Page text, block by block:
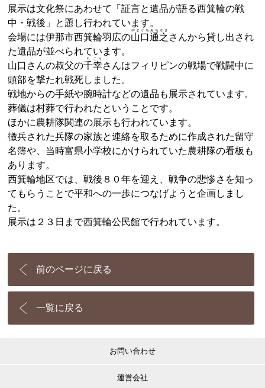
展示は文化祭にあわせて「証言と遺品が語る西箕輪の戦
中・戦後」と題し行われています。
会場には伊那市西箕輪羽広の山口通之
やまぐちみちゆき
さんから貸し出され
た遺品が並べられています。
山口さんの叔父の千
ち
幸
こう
さんはフィリピンの戦場で戦闘中に
頭部を撃たれ戦死しました。
戦地からの手紙や腕時計などの遺品も展示されています。
葬儀は村葬で行われたということです。
ほかに農耕隊関連の展示も行われています。
徴兵された兵隊の家族と連絡を取るために作成された留守
名簿や、当時富県小学校にかけられていた農耕隊の看板も
あります。
西箕輪地区では、戦後８０年を迎え、戦争の悲惨さを知っ
てもらうことで平和への一歩につなげようと企画しまし
た。
展示は２３日まで西箕輪公民館で行われています。
前のページに戻る
一覧に戻る
お問い合わせ
運営会社